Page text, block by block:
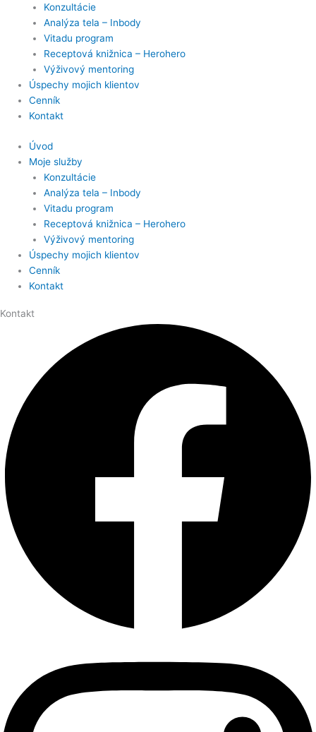
Konzultácie
Analýza tela – Inbody
Vitadu program
Receptová knižnica – Herohero
Výživový mentoring
Úspechy mojich klientov
Cenník
Kontakt
Úvod
Moje služby
Konzultácie
Analýza tela – Inbody
Vitadu program
Receptová knižnica – Herohero
Výživový mentoring
Úspechy mojich klientov
Cenník
Kontakt
Kontakt